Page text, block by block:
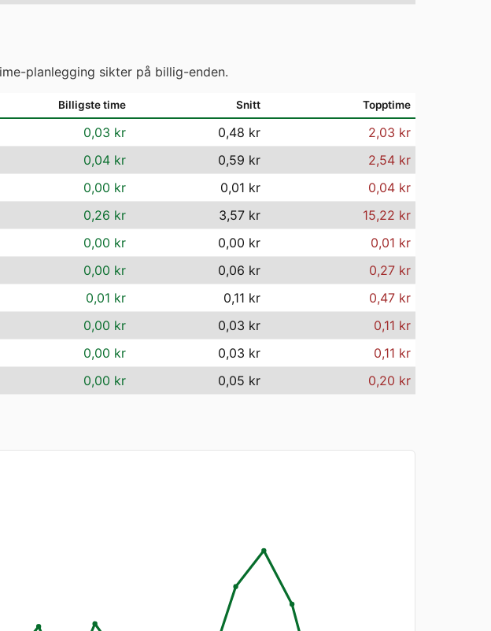
planlegging sikter på billig-enden.
Billigste time Snitt Topptime
0,03 kr 0,48 kr
2,03 kr
0,04 kr 0,59 kr
2,54 kr
0,00 kr 0,01 kr
0,04 kr
0,26 kr 3,57 kr
15,22 kr
0,00 kr 0,00 kr
0,01 kr
0,00 kr 0,06 kr
0,27 kr
0,01 kr 0,11 kr
0,47 kr
0,00 kr 0,03 kr
0,11 kr
0,00 kr 0,03 kr
0,11 kr
0,00 kr 0,05 kr 0,20 kr